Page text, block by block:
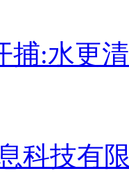
捕:水更
科技有